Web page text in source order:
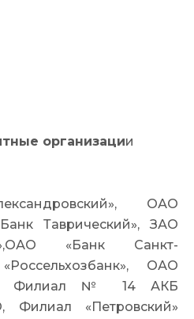
организации
, ОАО
Таврический», ЗАО
«Банк Санкт-
, ОАО
Филиал № 14 АКБ
«Петровский»